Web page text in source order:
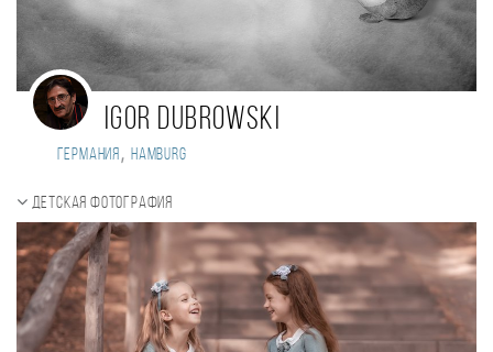
Igor Dubrowski
Германия, Hamburg
Детская фотография